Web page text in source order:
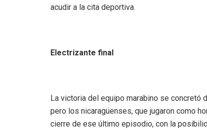
acudir a la cita deportiva.
Electrizante final
La victoria del equipo marabino se concretó
pero los nicaragüenses, que jugaron como
cierre de ese último episodio, con la